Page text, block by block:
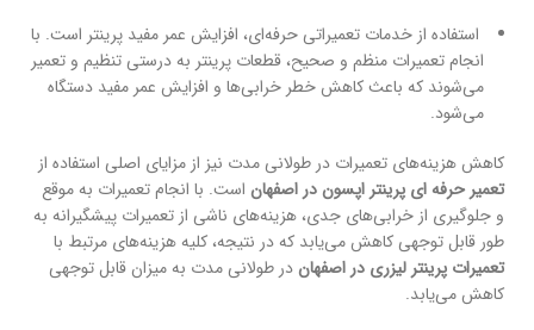
استفاده از خدمات تعمیراتی حرفه‌ای، افزایش عمر مفید پرینتر است. با
انجام تعمیرات منظم و صحیح، قطعات پرینتر به درستی تنظیم و تعمیر
می‌شوند که باعث کاهش خطر خرابی‌ها و افزایش عمر مفید دستگاه
می‌شود.
کاهش هزینه‌های تعمیرات در طولانی مدت نیز از مزایای اصلی استفاده از
تعمیر حرفه ای پرینتر اپسون در اصفهان است. با انجام تعمیرات به موقع
و جلوگیری از خرابی‌های جدی، هزینه‌های ناشی از تعمیرات پیشگیرانه به
طور قابل توجهی کاهش می‌یابد که در نتیجه، کلیه هزینه‌های مرتبط با
تعمیرات پرینتر لیزری در اصفهان در طولانی مدت به میزان قابل توجهی
کاهش می‌یابد.